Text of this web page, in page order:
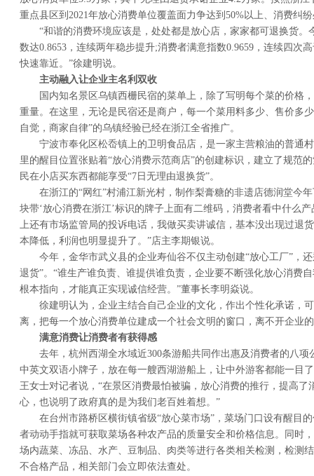
重点县区到2021年放心消费单位覆盖面力争达到50%以上、消费纠
“和谐的消费环境应该是，处处都是放心店，家家都可退换货。
数达0.8653，连续两年稳步提升;消费者满意指数0.9659，连续四次
快速靠近。”徐建明说。
主动融入让企业主名利双收
国内知名景区乌镇西栅民宿的菜单上，除了写明每个菜的价格
重量。在这里，无论是民宿还是商户，每一个菜用料多少、售价多
自觉，商家自律”的乌镇经验已经在浙江全省推广。
宁波市奉化区松岙镇上的卫明食品店，是一家主营粮油的普通
里的醒目位置张贴着“放心消费示范商店”的创建标识，建立了规范
民在小店买东西都能享受“7日无理由退换货”。
在浙江的“网红”村浦江新光村，制作梨膏糖的非遗店德润堂今
块带‘放心消费在浙江’标识的牌子上面有二维码，消费者看中什么
上还有市场监管局的投诉电话，我做买卖讲诚信，基本没出现过退
本降低，利润也明显提升了。”店主李期银说。
今年，金华市武义县的企业寿仙谷不仅主动创建“放心工厂”，
退货”。“谁生产谁负责、谁提供谁负责，企业要不断强化放心消费
根本指向，才能真正实现诚信经营。”董事长李明焱说。
徐建明认为，企业主结合自己企业的文化，作出个性化承诺，
离，把每一个放心消费单位建成一个社会文明的窗口，离不开企业
满意消费让消费者有获得感
去年，杭州西湖全水域近300条游船共同作出惠及消费者的八
中英文双语小牌子，放在每一艘西湖游船上，让中外游客都能一目
王女士对记者说，“在景区消费最怕被骗，放心消费的推行，提高了
心，也说明了政府真的是为我们老百姓着想。”
在台州市路桥区横街镇省级“放心菜市场”，菜场门口设有醒目
者动动手指就可获取菜场各种农产品的质量安全和价格信息。同时
场内蔬菜、冻品、水产、豆制品、肉类等进行各类相关检测，检测
不合格产品，相关部门会立即依法查处。